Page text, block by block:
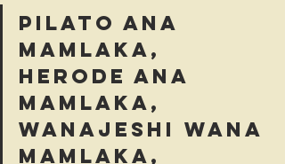
Pilato ana
mamlaka,
Herode ana
mamlaka,
Wanajeshi wana
mamlaka,